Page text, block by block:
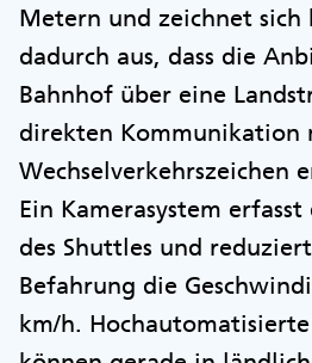
Metern und zeichnet sich
dadurch aus, dass die
Bahnhof über eine
direkten Kommunikation
Wechselverkehrszeichen
Ein Kamerasystem erfasst
des Shuttles und
Befahrung die
km/h.